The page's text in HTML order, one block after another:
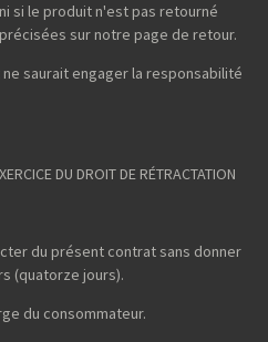
si le produit n'est pas retourné
sur notre page de retour.
saurait engager la responsabilité
DU DROIT DE RÉTRACTATION
du présent contrat sans donner
(quatorze jours).
du consommateur.